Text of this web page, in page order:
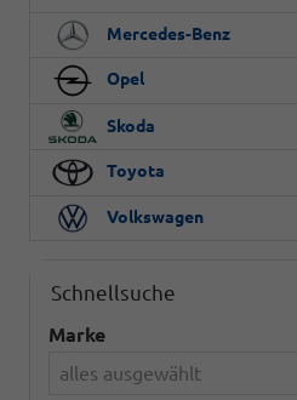
Mercedes-Benz
Opel
Skoda
Toyota
Volkswagen
Schnellsuche
Marke
alles ausgewählt